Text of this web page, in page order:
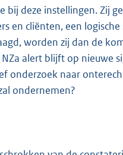
bij deze instellingen. Zij
en cliënten, een
worden zij dan de
alert blijft op nieuwe
onderzoek naar
ondernemen?